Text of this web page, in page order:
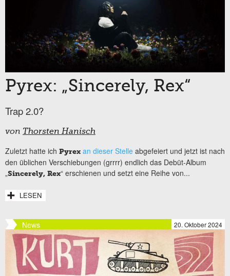
Pyrex: „Sincerely, Rex“
Trap 2.0?
von Thorsten Hanisch
Zuletzt hatte ich Pyrex an dieser Stelle abgefeiert und jetzt ist nach
den üblichen Verschiebungen (grrrr) endlich das Debüt-Album
„Sincerely, Rex“ erschienen und setzt eine Reihe von...
LESEN
News 20. Oktober 2024